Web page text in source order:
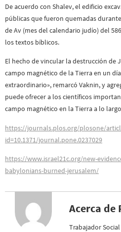
De acuerdo con Shalev, el edificio
públicas que fueron quemadas
de Av (mes del calendario judío) del
los textos bíblicos.
El hecho de vincular la destrucción de
campo magnético de la Tierra en un
extraordinario», remarcó Vaknin, y
puede ofrecer a los científicos
campo magnético en la Tierra a lo
https://journals.plos.org/plosone/
id=10.1371/journal.pone.0237029
https://www.israel21c.org/new-
babylonians-burned-jerusalem/
Acerca de
Trabajador